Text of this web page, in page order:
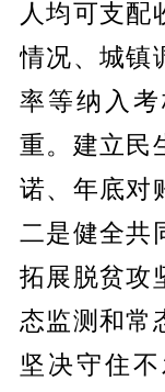
人均可支配
情况、城镇
率等纳入
重。建立民
诺、年底对
二是健全共
拓展脱贫攻
态监测和常
坚决守住